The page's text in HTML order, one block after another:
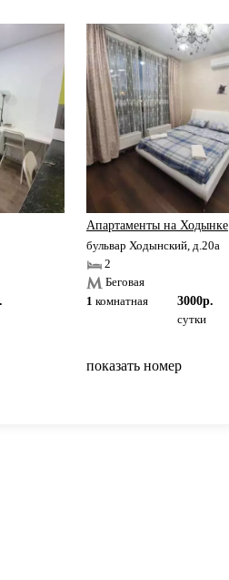
Апартаменты на Ходынке
бульвар Ходынский, д.20а
2
Беговая
1 комнатная
3000р.
сутки
показать номер